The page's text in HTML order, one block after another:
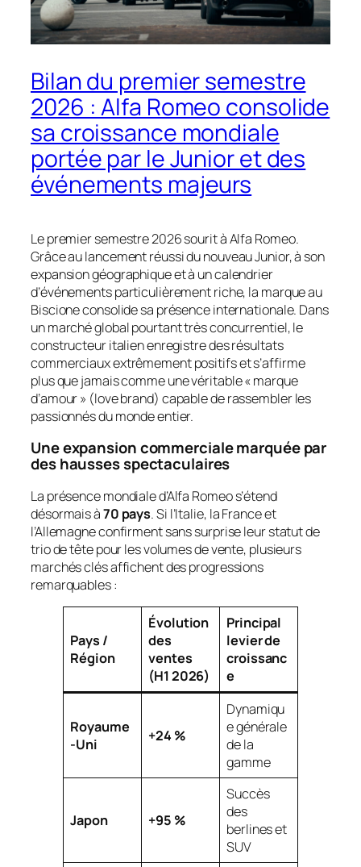
Bilan du premier semestre
2026 : Alfa Romeo consolide
sa croissance mondiale
portée par le Junior et des
événements majeurs
Le premier semestre 2026 sourit à Alfa Romeo.
Grâce au lancement réussi du nouveau Junior, à son
expansion géographique et à un calendrier
d’événements particulièrement riche, la marque au
Biscione consolide sa présence internationale. Dans
un marché global pourtant très concurrentiel, le
constructeur italien enregistre des résultats
commerciaux extrêmement positifs et s’affirme
plus que jamais comme une véritable « marque
d’amour » (love brand) capable de rassembler les
passionnés du monde entier.
Une expansion commerciale marquée par
des hausses spectaculaires
La présence mondiale d’Alfa Romeo s’étend
désormais à70 pays. Si l’Italie, la France et
l’Allemagne confirment sans surprise leur statut de
trio de tête pour les volumes de vente, plusieurs
marchés clés affichent des progressions
remarquables :
Pays /
Région
Évolution
des
ventes
(H1 2026)
Principal
levier de
croissanc
e
Royaume
-Uni
+24 %
Dynamiqu
e générale
de la
gamme
Japon +95 %
Succès
des
berlines et
SUV